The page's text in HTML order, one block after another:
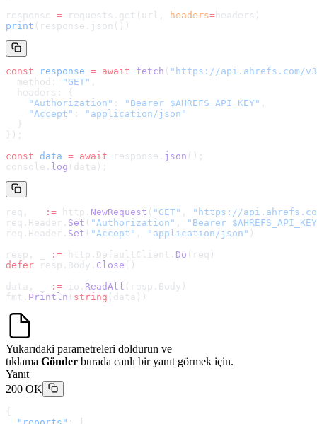
response = requests.get(url, headers= headers )
print (response.json())
const response = await fetch ( " https://api.ahrefs.com/
  method:
"GET" ,
  headers: {
    "Authorization"
: "Bearer $AHREFS_API_KEY" ,
    "Accept"
:
"application/json"
  }
});
const data = await response. json ();
console. log (data);
req, _ := http. NewRequest ( "GET" , " https://
req.Header. Set ( "Authorization" ,
"Bearer
req.Header. Set ( "Accept" , "application/json" )
resp, _
:= http.DefaultClient. Do (req)
defer resp.Body. Close ()
data, _
:= io. ReadAll (resp.Body)
fmt. Println ( string (data))
Yukarıdaki parametreleri doldurun ve
tıklama Gönder burada canlı bir yanıt görmek için.
Yanıt
200 OK
{